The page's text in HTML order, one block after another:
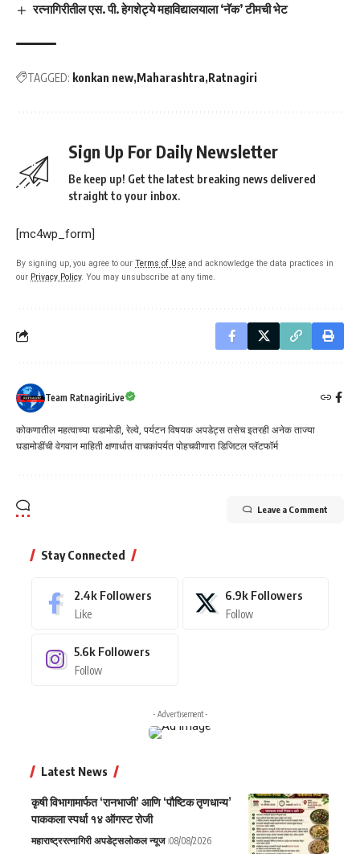
रत्नागिरीतील एस. पी. हेगशेट्ये महाविद्यालयाला ‘नॅक’ टीमची भेट
TAGGED: konkan new Maharashtra Ratnagiri
Sign Up For Daily Newsletter
Be keep up! Get the latest breaking news delivered
straight to your inbox.
[mc4wp_form]
By signing up, you agree to our Terms of Use and acknowledge the data practices in
our Privacy Policy. You may unsubscribe at any time.
Team RatnagiriLive
कोकणातील महत्वाच्या घडामोडी, रेल्वे, पर्यटन विषयक अपडेट्स तसेच इतरही अनेक ताज्या
घडामोडींची वेगवान माहिती क्षणार्धात वाचकांपर्यत पोहचवीणारा डिजिटल प्लॅटफॉर्म
Leave a Comment
Stay Connected
2.4k Followers
Like
6.9k Followers
Follow
5.6k Followers
Follow
- Advertisement -
Latest News
कृषी विभागामार्फत ‘रानभाजी’ आणि ‘पौष्टिक तृणधान्य’
पाककला स्पर्धा १४ ऑगस्ट रोजी
महाराष्ट्ररत्नागिरी अपडेट्सलोकल न्यूज 08/08/2026